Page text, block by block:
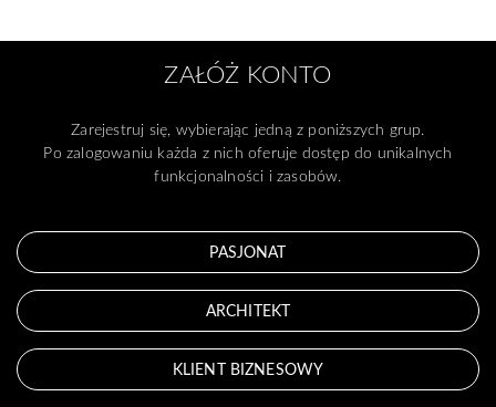
ZAŁÓŻ KONTO
Zarejestruj się, wybierając jedną z poniższych grup.
Po zalogowaniu każda z nich oferuje dostęp do unikalnych
funkcjonalności i zasobów.
PASJONAT
ARCHITEKT
KLIENT BIZNESOWY